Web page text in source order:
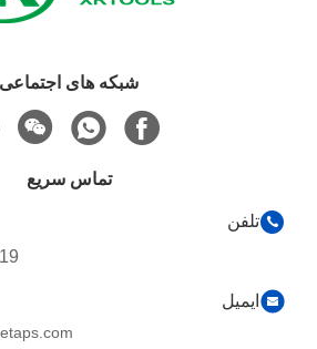
شبکه های اجتماعی
تماس سریع
تلفن
ایمیل